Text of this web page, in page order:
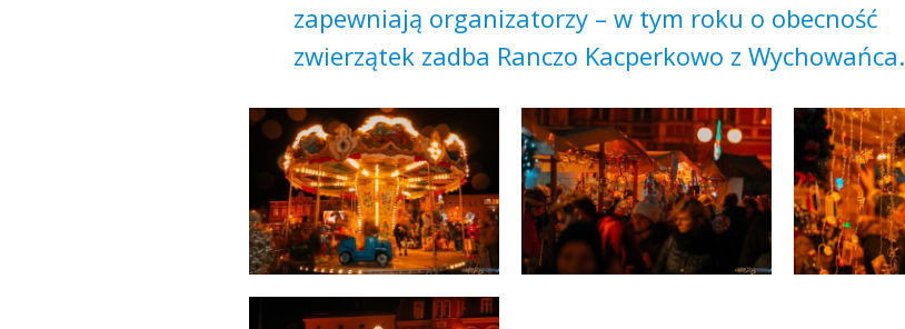
zapewniają organizatorzy – w tym roku o obecność
zwierzątek zadba Ranczo Kacperkowo z Wychowańca.